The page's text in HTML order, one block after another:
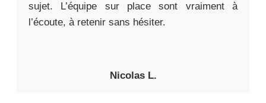
sujet. L’équipe sur place sont vraiment à
l’écoute, à retenir sans hésiter.
Nicolas L.